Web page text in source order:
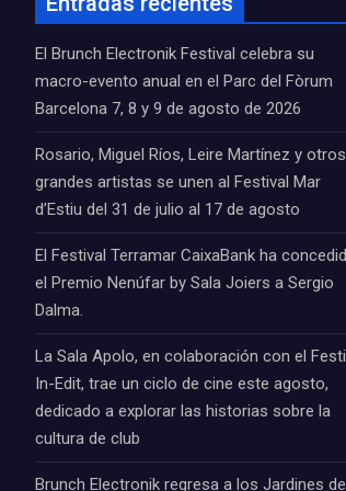
El Brunch Electronik Festival celebra su
macro-evento anual en el Parc del Fòrum
Barcelona 7, 8 y 9 de agosto de 2026
Rosario, Miguel Ríos, Leire Martínez y otros
grandes artistas se unen al Festival Mar
d’Estiu del 31 de julio al 17 de agosto
El Festival Terramar CaixaBank ha
el Premio Nenúfar by Sala Joiers a Sergio
Dalma.
La Sala Apolo, en colaboración con el
In-Edit, trae un ciclo de cine este agosto,
dedicado a explorar las historias sobre la
cultura de club
Brunch Electronik regresa a los Jardines de